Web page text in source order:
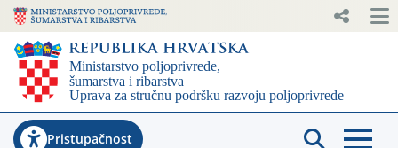
Pristupačnost